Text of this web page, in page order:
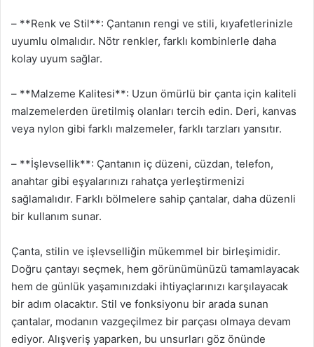
– **Renk ve Stil**: Çantanın rengi ve stili, kıyafetlerinizle
uyumlu olmalıdır. Nötr renkler, farklı kombinlerle daha
kolay uyum sağlar.
– **Malzeme Kalitesi**: Uzun ömürlü bir çanta için kaliteli
malzemelerden üretilmiş olanları tercih edin. Deri, kanvas
veya nylon gibi farklı malzemeler, farklı tarzları yansıtır.
– **İşlevsellik**: Çantanın iç düzeni, cüzdan, telefon,
anahtar gibi eşyalarınızı rahatça yerleştirmenizi
sağlamalıdır. Farklı bölmelere sahip çantalar, daha düzenli
bir kullanım sunar.
Çanta, stilin ve işlevselliğin mükemmel bir birleşimidir.
Doğru çantayı seçmek, hem görünümünüzü tamamlayacak
hem de günlük yaşamınızdaki ihtiyaçlarınızı karşılayacak
bir adım olacaktır. Stil ve fonksiyonu bir arada sunan
çantalar, modanın vazgeçilmez bir parçası olmaya devam
ediyor. Alışveriş yaparken, bu unsurları göz önünde